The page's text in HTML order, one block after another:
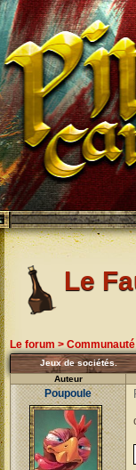
Le
Le forum > Communauté
Jeux de sociétés.
Auteur
Poupoule